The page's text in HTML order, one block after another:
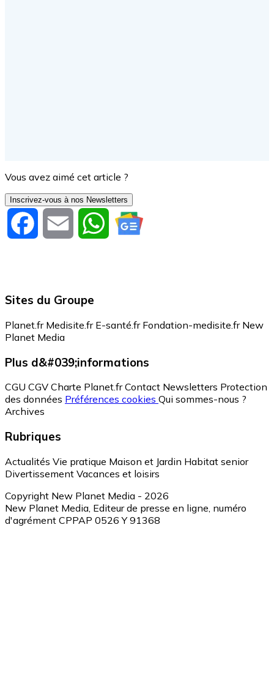
Vous avez aimé cet article ?
Inscrivez-vous à nos Newsletters
Facebook Email WhatsApp
Sites du Groupe
Planet.fr Medisite.fr E-santé.fr Fondation-medisite.fr New
Planet Media
Plus d&#039;informations
CGU CGV Charte Planet.fr Contact Newsletters Protection
des données Préférences cookies Qui sommes-nous ?
Archives
Rubriques
Actualités Vie pratique Maison et Jardin Habitat senior
Divertissement Vacances et loisirs
Copyright New Planet Media - 2026
New Planet Media, Editeur de presse en ligne, numéro
d'agrément CPPAP 0526 Y 91368